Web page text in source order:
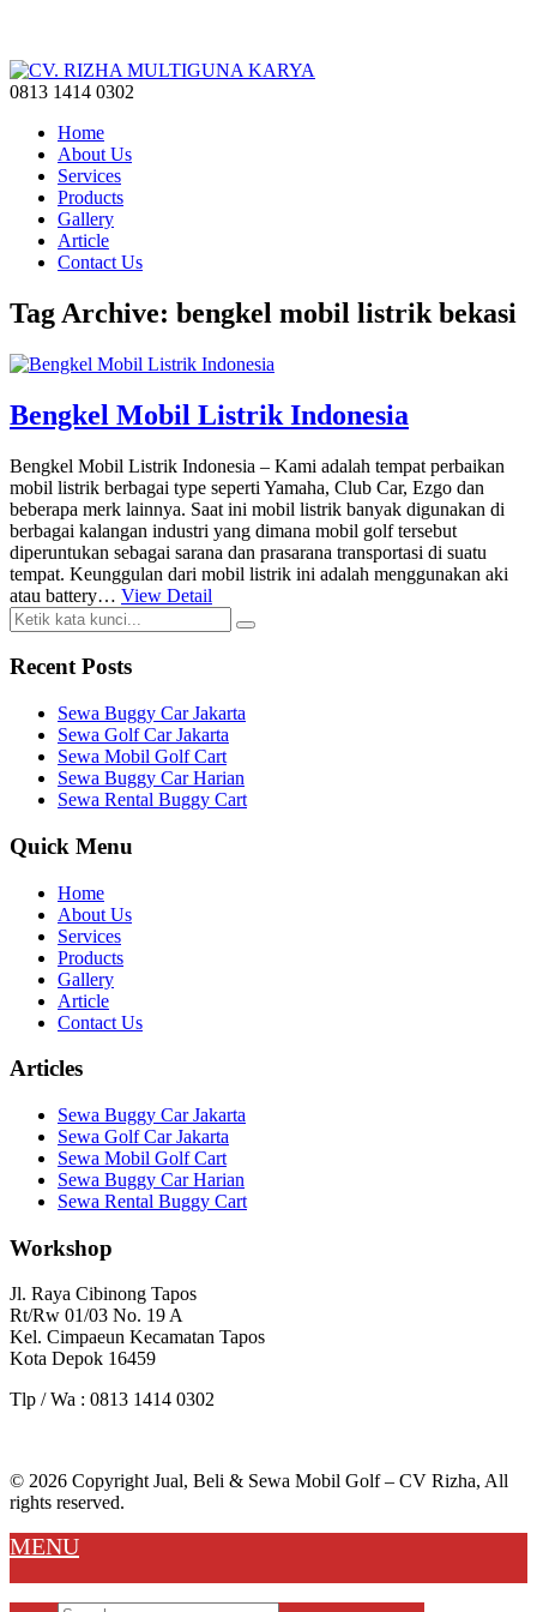
0813 1414 0302
Home
About Us
Services
Products
Gallery
Article
Contact Us
Tag Archive: bengkel mobil listrik bekasi
Bengkel Mobil Listrik Indonesia
Bengkel Mobil Listrik Indonesia – Kami adalah tempat perbaikan
mobil listrik berbagai type seperti Yamaha, Club Car, Ezgo dan
beberapa merk lainnya. Saat ini mobil listrik banyak digunakan di
berbagai kalangan industri yang dimana mobil golf tersebut
diperuntukan sebagai sarana dan prasarana transportasi di suatu
tempat. Keunggulan dari mobil listrik ini adalah menggunakan aki
atau battery… View Detail
Recent Posts
Sewa Buggy Car Jakarta
Sewa Golf Car Jakarta
Sewa Mobil Golf Cart
Sewa Buggy Car Harian
Sewa Rental Buggy Cart
Quick Menu
Home
About Us
Services
Products
Gallery
Article
Contact Us
Articles
Sewa Buggy Car Jakarta
Sewa Golf Car Jakarta
Sewa Mobil Golf Cart
Sewa Buggy Car Harian
Sewa Rental Buggy Cart
Workshop
Jl. Raya Cibinong Tapos
Rt/Rw 01/03 No. 19 A
Kel. Cimpaeun Kecamatan Tapos
Kota Depok 16459
Tlp / Wa : 0813 1414 0302
© 2026 Copyright Jual, Beli & Sewa Mobil Golf – CV Rizha, All
rights reserved.
MENU